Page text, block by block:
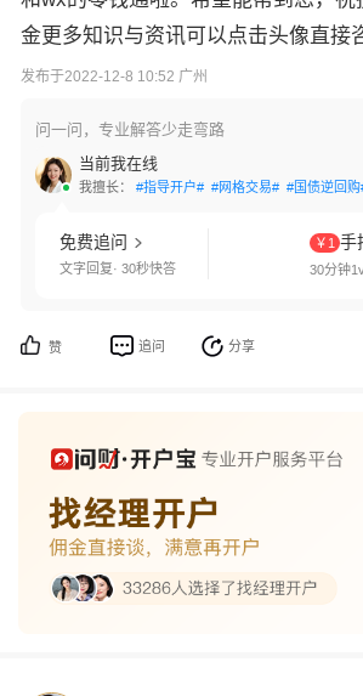
金更多知识与资讯可以点击头像直接
发布于2022-12-8 10:52 广州
问一问，专业解答少走弯路
当前我在线
我擅长： #指导开户# #网格交易# #国债逆回购
免费追问
文字回复· 30秒快答
￥1 手
30分钟
赞 追问 分享